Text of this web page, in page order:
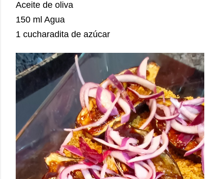
Aceite de oliva
150 ml Agua
1 cucharadita de azúcar